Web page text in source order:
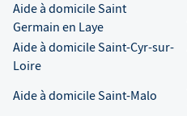
Aide à domicileSaint
Germain en Laye
Aide à domicileSaint-Cyr-sur-
Loire
Aide à domicileSaint-Malo